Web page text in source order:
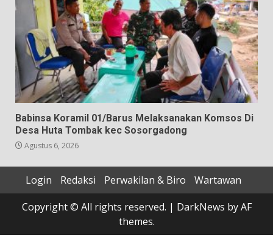
Babinsa Koramil 01/Barus Melaksanakan Komsos Di
Desa Huta Tombak kec Sosorgadong
Agustus 6, 2026
Login Redaksi Perwakilan & Biro
Wartawan
Copyright © All rights reserved. | DarkNews by AF
themes.